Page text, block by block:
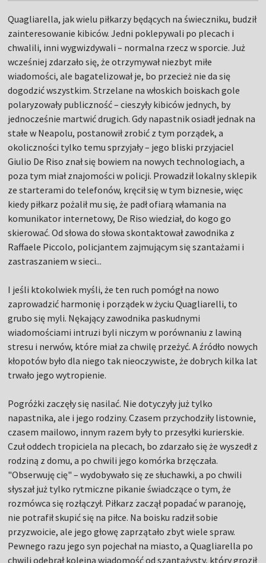
Quagliarella, jak wielu piłkarzy będących na świeczniku, budził
zainteresowanie kibiców. Jedni poklepywali po plecach i
chwalili, inni wygwizdywali – normalna rzecz w sporcie. Już
wcześniej zdarzało się, że otrzymywał niezbyt miłe
wiadomości, ale bagatelizował je, bo przecież nie da się
dogodzić wszystkim. Strzelane na włoskich boiskach gole
polaryzowały publiczność – cieszyły kibiców jednych, by
jednocześnie martwić drugich. Gdy napastnik osiadł jednak na
stałe w Neapolu, postanowił zrobić z tym porządek, a
okoliczności tylko temu sprzyjały – jego bliski przyjaciel
Giulio De Riso znał się bowiem na nowych technologiach, a
poza tym miał znajomości w policji. Prowadził lokalny sklepik
ze starterami do telefonów, kręcił się w tym biznesie, więc
kiedy piłkarz pożalił mu się, że padł ofiarą włamania na
komunikator internetowy, De Riso wiedział, do kogo go
skierować. Od słowa do słowa skontaktował zawodnika z
Raffaele Piccolo, policjantem zajmującym się szantażami i
zastraszaniem w sieci...
I jeśli ktokolwiek myśli, że ten ruch pomógł na nowo
zaprowadzić harmonię i porządek w życiu Quagliarelli, to
grubo się myli. Nękający zawodnika paskudnymi
wiadomościami intruzi byli niczym w porównaniu z lawiną
stresu i nerwów, które miał za chwilę przeżyć. A źródło nowych
kłopotów było dla niego tak nieoczywiste, że dobrych kilka lat
trwało jego wytropienie.
Pogróżki zaczęły się nasilać. Nie dotyczyły już tylko
napastnika, ale i jego rodziny. Czasem przychodziły listownie,
czasem mailowo, innym razem były to przesyłki kurierskie.
Czuł oddech tropiciela na plecach, bo zdarzało się że wyszedł z
rodziną z domu, a po chwili jego komórka brzęczała.
"Obserwuję cię" – wydobywało się ze słuchawki, a po chwili
słyszał już tylko rytmiczne pikanie świadczące o tym, że
rozmówca się rozłączył. Piłkarz zaczął popadać w paranoję,
nie potrafił skupić się na piłce. Na boisku radził sobie
przyzwoicie, ale jego głowę zaprzątało zbyt wiele spraw.
Pewnego razu jego syn pojechał na miasto, a Quagliarella po
chwili odebrał kolejną wiadomość od szantażysty, który groził